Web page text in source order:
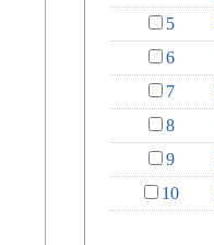
5
6
7
8
9
10